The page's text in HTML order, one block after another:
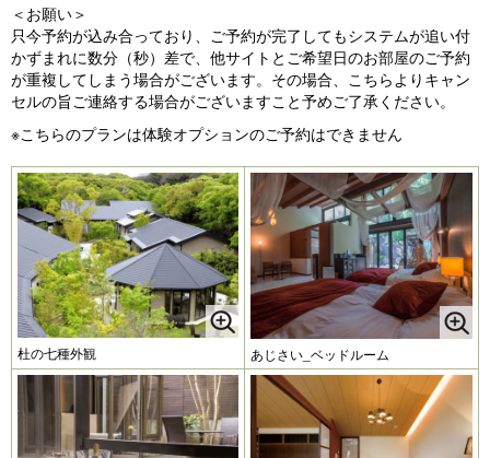
＜お願い＞
只今予約が込み合っており、ご予約が完了してもシステムが追い付
かずまれに数分（秒）差で、他サイトとご希望日のお部屋のご予約
が重複してしまう場合がございます。その場合、こちらよりキャン
セルの旨ご連絡する場合がございますこと予めご了承ください。
※こちらのプランは体験オプションのご予約はできません
杜の七種外観 あじさい_ベッドルーム